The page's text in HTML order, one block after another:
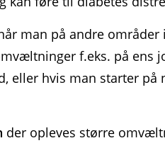
man på andre områder
f.eks. på ens
eller hvis man starter på
der opleves større